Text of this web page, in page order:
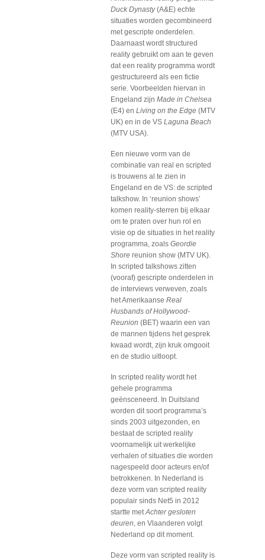
Duck Dynasty(A&E) echte
situaties worden gecombineerd
met gescripte onderdelen.
Daarnaast wordt structured
reality gebruikt om aan te geven
dat een reality programma wordt
gestructureerd als een fictie
serie. Voorbeelden hiervan in
Engeland zijn Made in Chelsea
(E4) en Living on the Edge (MTV
UK) en in de VS Laguna Beach
(MTV USA).
Een nieuwe vorm van de
combinatie van real en scripted
is trouwens al te zien in
Engeland en de VS: de scripted
talkshow. In ‘reunion shows’
komen reality-sterren bij elkaar
om te praten over hun rol en
visie op de situaties in het reality
programma, zoals Geordie
Shore reunion show (MTV UK).
In scripted talkshows zitten
(vooraf) gescripte onderdelen in
de interviews verweven, zoals
het Amerikaanse Real
Husbands of Hollywood-
Reunion (BET) waarin een van
de mannen tijdens het gesprek
kwaad wordt, zijn kruk omgooit
en de studio uitloopt.
In scripted reality wordt het
gehele programma
geënsceneerd. In Duitsland
worden dit soort programma’s
sinds 2003 uitgezonden, en
bestaat de scripted reality
voornamelijk uit werkelijke
verhalen of situaties die worden
nagespeeld door acteurs en/of
betrokkenen. In Nederland is
deze vorm van scripted reality
populair sinds Net5 in 2012
startte metAchter gesloten
deuren, en Vlaanderen volgt
Nederland op dit moment.
Deze vorm van scripted reality is